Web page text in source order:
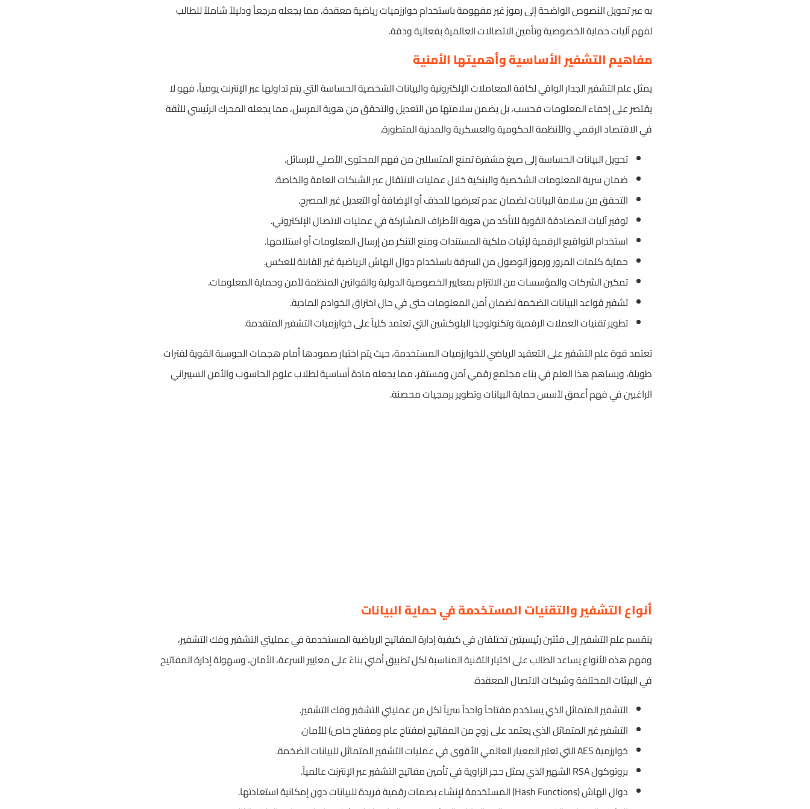
به عبر تحويل النصوص الواضحة إلى رموز غير مفهومة باستخدام خوارزميات رياضية معقدة، مما يجعله مرجعاً ودليلاً شاملاً للطالب
لفهم آليات حماية الخصوصية وتأمين الاتصالات العالمية بفعالية ودقة.
مفاهيم التشفير الأساسية وأهميتها الأمنية
يمثل علم التشفير الجدار الواقي لكافة المعاملات الإلكترونية والبيانات الشخصية الحساسة التي يتم تداولها عبر الإنترنت يومياً، فهو لا
يقتصر على إخفاء المعلومات فحسب، بل يضمن سلامتها من التعديل والتحقق من هوية المرسل، مما يجعله المحرك الرئيسي للثقة
في الاقتصاد الرقمي والأنظمة الحكومية والعسكرية والمدنية المتطورة.
تحويل البيانات الحساسة إلى صيغ مشفرة تمنع المتسللين من فهم المحتوى الأصلي للرسائل.
ضمان سرية المعلومات الشخصية والبنكية خلال عمليات الانتقال عبر الشبكات العامة والخاصة.
التحقق من سلامة البيانات لضمان عدم تعرضها للحذف أو الإضافة أو التعديل غير المصرح.
توفير آليات المصادقة القوية للتأكد من هوية الأطراف المشاركة في عمليات الاتصال الإلكتروني.
استخدام التواقيع الرقمية لإثبات ملكية المستندات ومنع التنكر من إرسال المعلومات أو استلامها.
حماية كلمات المرور ورموز الوصول من السرقة باستخدام دوال الهاش الرياضية غير القابلة للعكس.
تمكين الشركات والمؤسسات من الالتزام بمعايير الخصوصية الدولية والقوانين المنظمة لأمن وحماية المعلومات.
تشفير قواعد البيانات الضخمة لضمان أمن المعلومات حتى في حال اختراق الخوادم المادية.
تطوير تقنيات العملات الرقمية وتكنولوجيا البلوكشين التي تعتمد كلياً على خوارزميات التشفير المتقدمة.
تعتمد قوة علم التشفير على التعقيد الرياضي للخوارزميات المستخدمة، حيث يتم اختبار صمودها أمام هجمات الحوسبة القوية لفترات
طويلة، ويساهم هذا العلم في بناء مجتمع رقمي آمن ومستقر، مما يجعله مادة أساسية لطلاب علوم الحاسوب والأمن السيبراني
الراغبين في فهم أعمق لأسس حماية البيانات وتطوير برمجيات محصنة.
أنواع التشفير والتقنيات المستخدمة في حماية البيانات
ينقسم علم التشفير إلى فئتين رئيسيتين تختلفان في كيفية إدارة المفاتيح الرياضية المستخدمة في عمليتي التشفير وفك التشفير،
وفهم هذه الأنواع يساعد الطالب على اختيار التقنية المناسبة لكل تطبيق أمني بناءً على معايير السرعة، الأمان، وسهولة إدارة المفاتيح
في البيئات المختلفة وشبكات الاتصال المعقدة.
التشفير المتماثل الذي يستخدم مفتاحاً واحداً سرياً لكل من عمليتي التشفير وفك التشفير.
التشفير غير المتماثل الذي يعتمد على زوج من المفاتيح (مفتاح عام ومفتاح خاص) للأمان.
خوارزمية AES التي تعتبر المعيار العالمي الأقوى في عمليات التشفير المتماثل للبيانات الضخمة.
بروتوكول RSA الشهير الذي يمثل حجر الزاوية في تأمين مفاتيح التشفير عبر الإنترنت عالمياً.
دوال الهاش (Hash Functions) المستخدمة لإنشاء بصمات رقمية فريدة للبيانات دون إمكانية استعادتها.